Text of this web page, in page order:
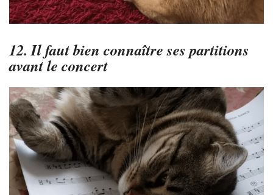
12. Il faut bien connaître ses partitions
avant le concert